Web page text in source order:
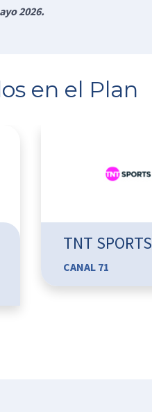
2026.
en el Plan
TNT SPORTS
CANAL 71